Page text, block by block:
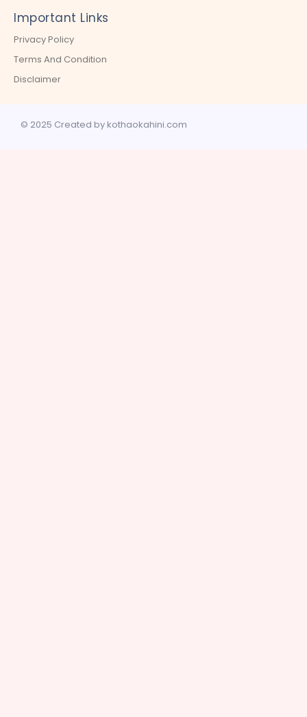
Important Links
Privacy Policy
Terms And Condition
Disclaimer
© 2025 Created by kothaokahini.com